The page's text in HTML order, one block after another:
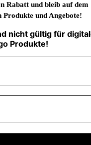
Rabatt und bleib auf dem
Produkte und Angebote!
nicht gültig für
Produkte!